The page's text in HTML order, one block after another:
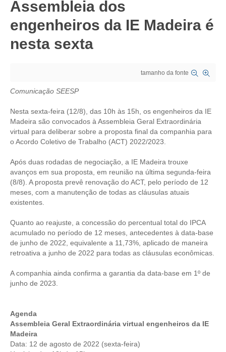
SUBSEDES SINDICAIS
GALERIA EX-PRESIDENTES
HISTÓRICO E ATUAÇÃO
COMPOSIÇÃO
CONSELHOS ASSESSORES
PERSONALIDADES DA TECNOLOGIA
NÚCLEO DA MULHER ENGENHEIRA
TRANSPARÊNCIA
JURÍDICO
ACORDOS, CONVENÇÕES E DISSÍDIOS
CONTRIBUIÇÃO ASSISTENCIAL
CONTRIBUIÇÃO ASSOCIATIVA OU ANUIDADE DE SÓCIO
Assembleia dos
engenheiros da IE Madeira é
nesta sexta
tamanho da fonte
Comunicação SEESP
Nesta sexta-feira (12/8), das 10h às 15h, os engenheiros da IE
Madeira são convocados à Assembleia Geral Extraordinária
virtual para deliberar sobre a proposta final da companhia para
o Acordo Coletivo de Trabalho (ACT) 2022/2023.
Após duas rodadas de negociação, a IE Madeira trouxe
avanços em sua proposta, em reunião na última segunda-feira
(8/8). A proposta prevê renovação do ACT, pelo período de 12
meses, com a manutenção de todas as cláusulas atuais
existentes.
Quanto ao reajuste, a concessão do percentual total do IPCA
acumulado no período de 12 meses, antecedentes à data-base
de junho de 2022, equivalente a 11,73%, aplicado de maneira
retroativa a junho de 2022 para todas as cláusulas econômicas.
A companhia ainda confirma a garantia da data-base em 1º de
junho de 2023.
Agenda
Assembleia Geral Extraordinária virtual engenheiros da IE
Madeira
Data: 12 de agosto de 2022 (sexta-feira)